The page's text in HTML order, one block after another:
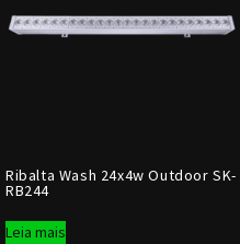
Ribalta Wash 24x4w Outdoor SK-
RB244
Leia mais